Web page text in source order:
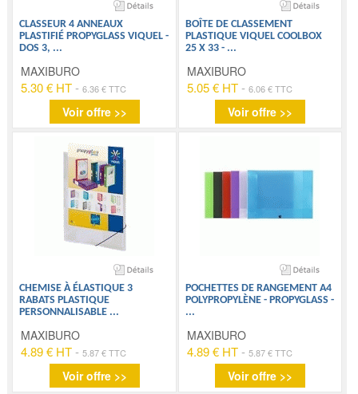
CLASSEUR 4 ANNEAUX
PLASTIFIÉ PROPYGLASS VIQUEL -
DOS 3, ...
MAXIBURO
5.30 € HT -6.36 € TTC
Voir offre >>
BOÎTE DE CLASSEMENT
PLASTIQUE VIQUEL COOLBOX
25 X 33 - ...
MAXIBURO
5.05 € HT- 6.06 € TTC
Voir offre >>
CHEMISE À ÉLASTIQUE 3
RABATS PLASTIQUE
PERSONNALISABLE ...
MAXIBURO
4.89 € HT -5.87 € TTC
Voir offre >>
POCHETTES DE RANGEMENT A4
POLYPROPYLÈNE - PROPYGLASS -
...
MAXIBURO
4.89 € HT- 5.87 € TTC
Voir offre >>